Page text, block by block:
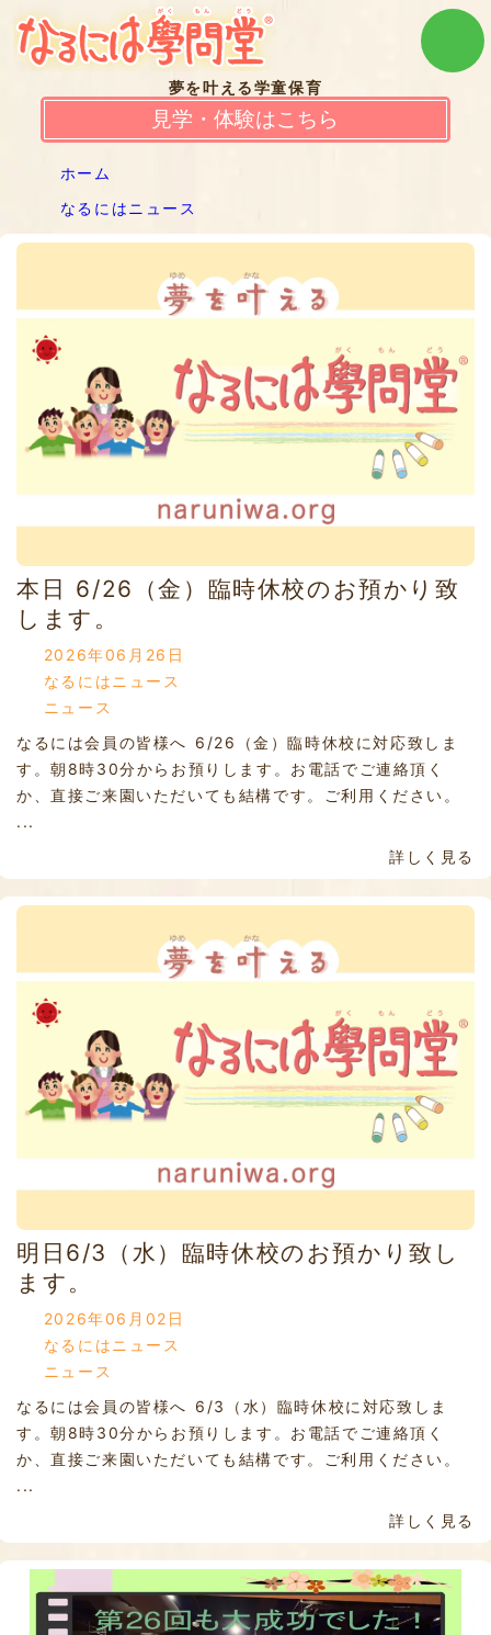
夢を叶える学童保育
見学・体験はこちら
ホーム
なるにはニュース
本日 6/26（金）臨時休校のお預かり致
します。
2026年06月26日
なるにはニュース
ニュース
なるには会員の皆様へ 6/26（金）臨時休校に対応致しま
す。朝8時30分からお預りします。お電話でご連絡頂く
か、直接ご来園いただいても結構です。ご利用ください。
...
詳しく見る
明日6/3（水）臨時休校のお預かり致し
ます。
2026年06月02日
なるにはニュース
ニュース
なるには会員の皆様へ 6/3（水）臨時休校に対応致しま
す。朝8時30分からお預りします。お電話でご連絡頂く
か、直接ご来園いただいても結構です。ご利用ください。
...
詳しく見る